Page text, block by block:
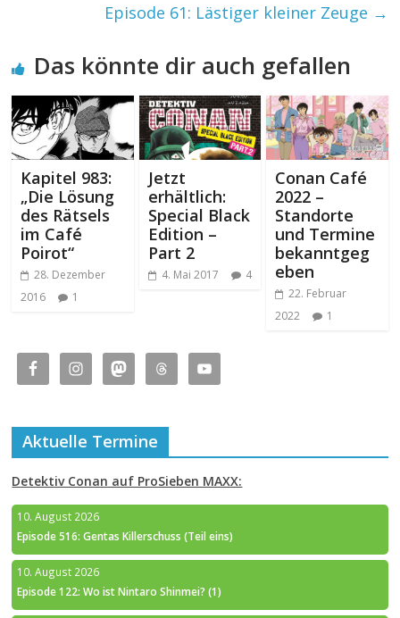
Episode 61: Lästiger kleiner Zeuge →
Das könnte dir auch gefallen
Kapitel 983:
„Die Lösung
des Rätsels
im Café
Poirot“
28. Dezember
2016
1
Jetzt
erhältlich:
Special Black
Edition –
Part 2
4. Mai 2017 4
Conan Café
2022 –
Standorte
und Termine
bekanntgeg
eben
22. Februar
2022
1
Aktuelle Termine
Detektiv Conan auf ProSieben MAXX:
10. August 2026
Episode 516: Gentas Killerschuss (Teil eins)
10. August 2026
Episode 122: Wo ist Nintaro Shinmei? (1)